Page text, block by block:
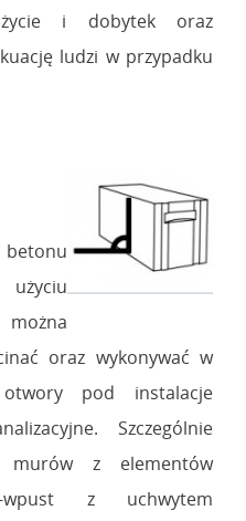
życie i dobytek oraz
ludzi w przypadku
oraz wykonywać w
pod instalacje
Szczególnie
murów z elementów
z uchwytem